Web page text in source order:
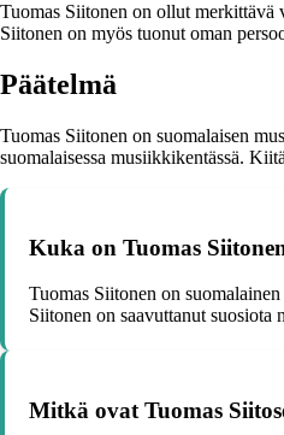
Tuomas Siitonen on ollut merkittävä
Siitonen on myös tuonut oman
Päätelmä
Tuomas Siitonen on suomalaisen
suomalaisessa musiikkikentässä.
Kuka on Tuomas
Tuomas Siitonen on
Siitonen on saavuttanut
Mitkä ovat Tuomas